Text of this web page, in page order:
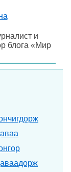
и
блога «Мир